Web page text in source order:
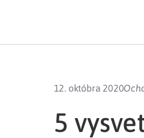
12. októbra 2020
5